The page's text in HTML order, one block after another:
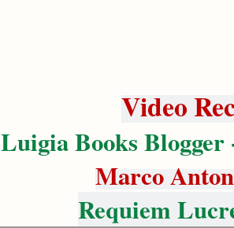
Video
Luigia Books
Marco
Requiem